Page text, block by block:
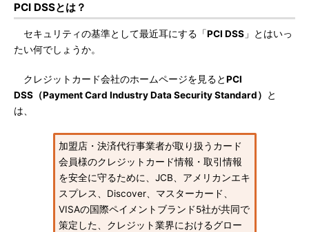
PCI DSSとは？
セキュリティの基準として最近耳にする「PCI DSS 」とはいっ
たい何でしょうか。
クレジットカード会社のホームページを見るとPCI
DSS（Payment Card Industry Data Security Standard）
と
は、
加盟店・決済代行事業者が取り扱うカード
会員様のクレジットカード情報・取引情報
を安全に守るために、JCB、アメリカンエキ
スプレス、Discover、マスターカード、
VISAの国際ペイメントブランド5社が共同で
策定した、クレジット業界におけるグロー